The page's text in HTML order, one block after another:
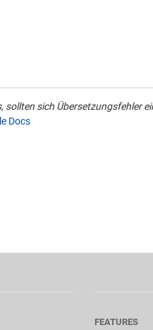
sich Übersetzungsfehler
Docs
FEATURES